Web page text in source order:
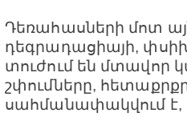
Դեռահասների մոտ
դեգրադացիայի,
տուժում են մտավոր
շփումները,
սահմանափակվում է,